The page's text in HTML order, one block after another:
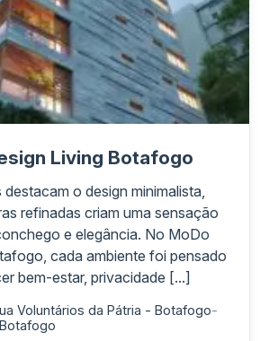
Living Botafogo
o design minimalista,
refinadas criam uma sensação
e elegância. No MoDo
cada ambiente foi pensado
bem-estar, privacidade [...]
Voluntários da Pátria - Botafogo-